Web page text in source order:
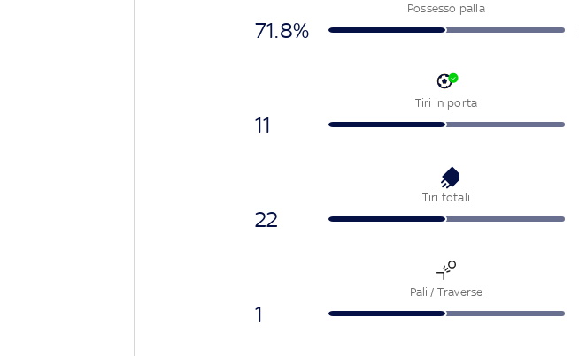
Possesso palla
71.8%
Tiri in porta
11
Tiri totali
22
Pali / Traverse
1